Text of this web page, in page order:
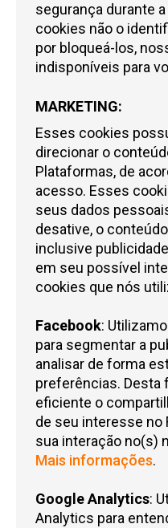
segurança durante
cookies não o
por bloqueá-los,
indisponíveis para
MARKETING:
Esses cookies
direcionar o
Plataformas, de
acesso. Esses
seus dados
desative, o
inclusive
em seu possível
cookies que nós
Facebook:
para segmentar a
analisar de forma
preferências. Desta
eficiente o
de seu interesse no
sua interação no(s)
Mais informações.
Google Analytics:
Analytics para